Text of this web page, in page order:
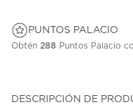
PUNTOS PALACIO
Obtén 288 Puntos Palacio
DESCRIPCIÓN DE